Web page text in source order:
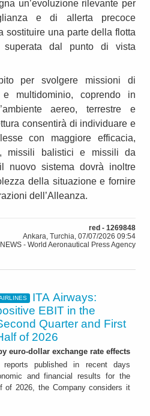
un’evoluzione rilevante per
e di allerta precoce
sostituire una parte della flotta
dal punto di vista
per svolgere missioni di
e multidominio, coprendo in
aereo, terrestre e
consentirà di individuare e
con maggiore efficacia,
missili balistici e missili da
nuovo sistema dovrà inoltre
della situazione e fornire
dell’Alleanza.
red - 1269848
Ankara, Turchia, 07/07/2026 09:54
- World Aeronautical Press Agency
ITA Airways:
EBIT in the
Quarter and First
of 2026
euro-dollar exchange rate effects
published in recent days
and financial results for the
of 2026, the Company considers it